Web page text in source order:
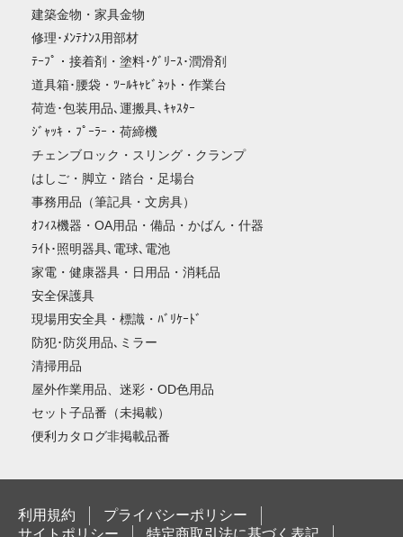
建築金物・家具金物
修理･ﾒﾝﾃﾅﾝｽ用部材
ﾃｰﾌﾟ・接着剤・塗料･ｸﾞﾘｰｽ･潤滑剤
道具箱･腰袋・ﾂｰﾙｷｬﾋﾞﾈｯﾄ・作業台
荷造･包装用品､運搬具､ｷｬｽﾀｰ
ｼﾞｬｯｷ・ﾌﾟｰﾗｰ・荷締機
チェンブロック・スリング・クランプ
はしご・脚立・踏台・足場台
事務用品（筆記具・文房具）
ｵﾌｨｽ機器・OA用品・備品・かばん・什器
ﾗｲﾄ･照明器具､電球､電池
家電・健康器具・日用品・消耗品
安全保護具
現場用安全具・標識・ﾊﾞﾘｹｰﾄﾞ
防犯･防災用品､ミラー
清掃用品
屋外作業用品、迷彩・OD色用品
セット子品番（未掲載）
便利カタログ非掲載品番
利用規約
プライバシーポリシー